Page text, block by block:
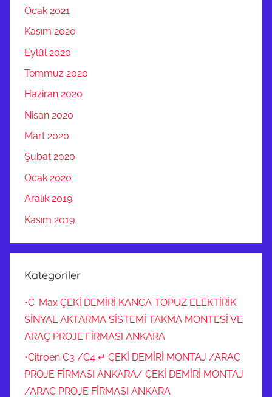
Ocak 2021
Kasım 2020
Eylül 2020
Temmuz 2020
Haziran 2020
Nisan 2020
Mart 2020
Şubat 2020
Ocak 2020
Aralık 2019
Kasım 2019
Kategoriler
•C-Max ÇEKİ DEMİRİ KANCA TOPUZ ELEKTİRİK
SİNYAL AKTARMA SİSTEMİ TAKMA MONTESİ VE
ARAÇ PROJE FİRMASI ANKARA
•Citroen C3 /C4 ↵ ÇEKİ DEMİRİ MONTAJ /ARAÇ
PROJE FİRMASI ANKARA/ ÇEKİ DEMİRİ MONTAJ
/ARAÇ PROJE FİRMASI ANKARA